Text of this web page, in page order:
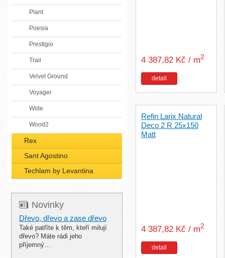
Plant
Poesia
Prestigio
Trail
Velvet Ground
Voyager
Wide
Wood2
Rex
Sant Agostino
Techlam by Levantina
Novinky
Dřevo, dřevo a zase dřevo
Také patříte k těm, kteří milují
dřevo? Máte rádi jeho
příjemný…
4 387,82 Kč / m2
detail
Refin Larix Natural
Deco 2 R 25x150
Matt
4 387,82 Kč / m2
detail